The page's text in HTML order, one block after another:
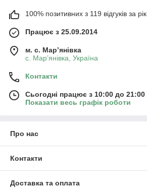
100% позитивних з 119 відгуків за рік
Працює з 25.09.2014
м. с. Мар’янівка
с. Мар’янівка, Україна
Контакти
Сьогодні працює з 10:00 до 21:00
Показати весь графік роботи
Про нас
Контакти
Доставка та оплата